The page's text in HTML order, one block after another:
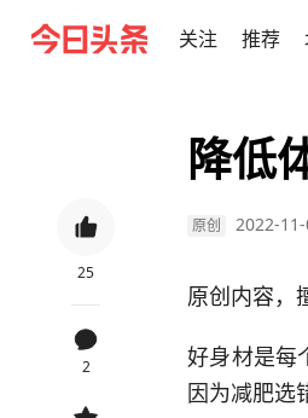
关注 推荐
25
2
降低
原创 2022-
原创内容，
好身材是每
因为减肥选